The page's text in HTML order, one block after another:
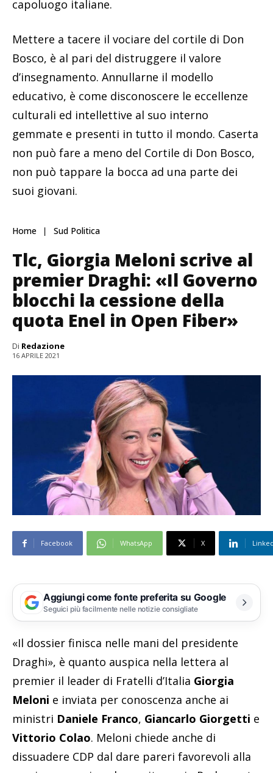
capoluogo italiane.
Mettere a tacere il vociare del cortile di Don
Bosco, è al pari del distruggere il valore
d’insegnamento. Annullarne il modello
educativo, è come disconoscere le eccellenze
culturali ed intellettive al suo interno
gemmate e presenti in tutto il mondo. Caserta
non può fare a meno del Cortile di Don Bosco,
non può tappare la bocca ad una parte dei
suoi giovani.
Home Sud Politica
Tlc, Giorgia Meloni scrive al
premier Draghi: «Il Governo
blocchi la cessione della
quota Enel in Open Fiber»
Di Redazione
16 APRILE 2021
Facebook WhatsApp X
Aggiungi come fonte preferita su Google
Seguici più facilmente nelle notizie consigliate
«Il dossier finisca nelle mani del presidente
Draghi», è quanto auspica nella lettera al
premier il leader di Fratelli d’Italia Giorgia
Meloni e inviata per conoscenza anche ai
ministri Daniele Franco, Giancarlo Giorgetti e
Vittorio Colao. Meloni chiede anche di
dissuadere CDP dal dare pareri favorevoli alla